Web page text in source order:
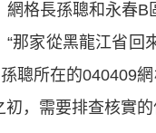
長孫聰和永春B
“那家從黑龍江省回
聰所在的040409
初，需要排查核實